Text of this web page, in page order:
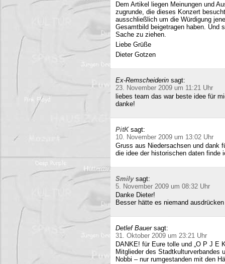
Dem Artikel liegen Meinungen und
zugrunde, die dieses Konzert
ausschließlich um die Würdigung
Gesamtbild beigetragen haben. Und
Sache zu ziehen.
Liebe Grüße
Dieter Gotzen
Ex-Remscheiderin sagt:
23. November 2009 um 11:21 Uhr
liebes team das war beste idee für
danke!
PitK sagt:
10. November 2009 um 13:02 Uhr
Gruss aus Niedersachsen und dank
die idee der historischen daten finde
Smily sagt:
5. November 2009 um 08:32 Uhr
Danke Dieter!
Besser hätte es niemand
Detlef Bauer sagt:
31. Oktober 2009 um 23:21 Uhr
DANKE! für Eure tolle und „O P J E
Mitglieder des Stadtkulturverbandes
Nobbi – nur rumgestanden mit den